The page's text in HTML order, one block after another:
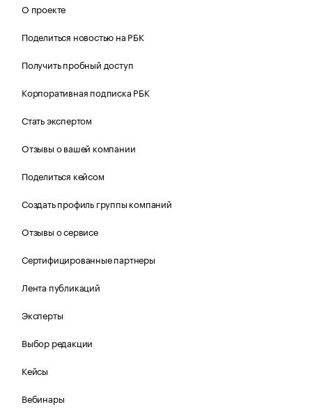
О проекте
Поделиться новостью на РБК
Получить пробный доступ
Корпоративная подписка РБК
Стать экспертом
Отзывы о вашей компании
Поделиться кейсом
Создать профиль группы компаний
Отзывы о сервисе
Сертифицированные партнеры
Лента публикаций
Эксперты
Выбор редакции
Кейсы
Вебинары